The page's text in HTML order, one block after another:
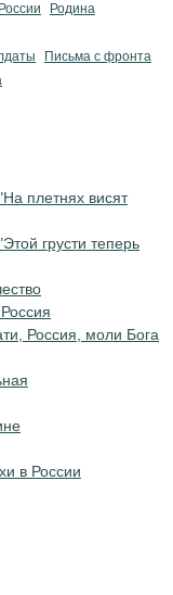
Родина
Письма с фронта
плетнях висят
грусти теперь
Россия, моли Бога
в России